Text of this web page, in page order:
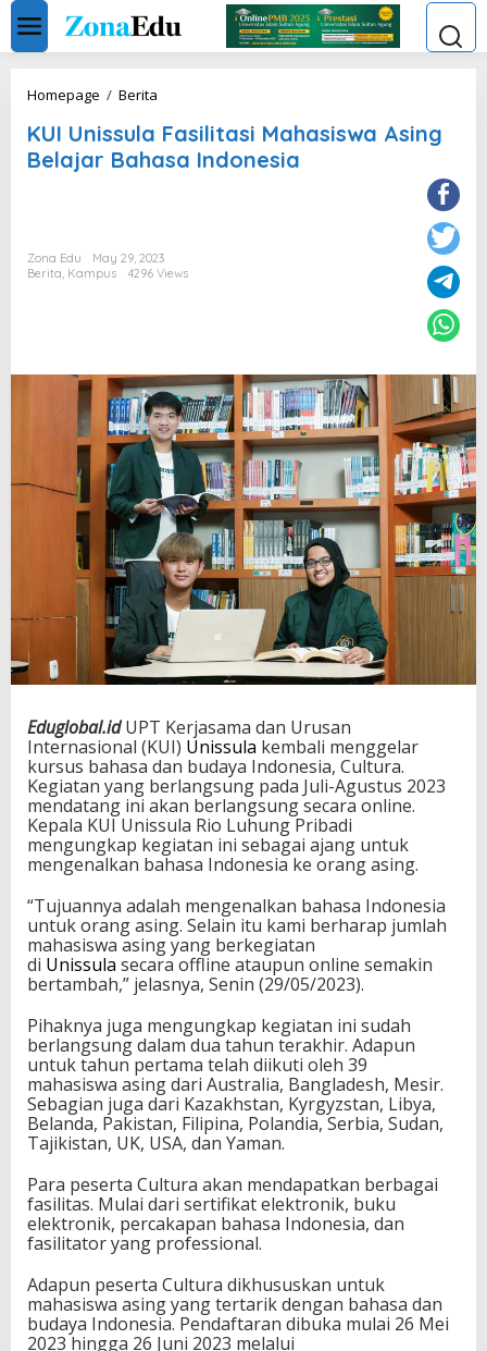
Skip
content
Homepage / Berita
Fasilitasi
Mahasiswa
Asing
KUI Unissula Fasilitasi Mahasiswa Asing
Belajar Bahasa Indonesia
Zona Edu
May 29, 2023
Berita, Kampus 4296 Views
Eduglobal.idUPT Kerjasama dan Urusan
Internasional (KUI) Unissula kembali menggelar
kursus bahasa dan budaya Indonesia, Cultura.
Kegiatan yang berlangsung pada Juli-Agustus 2023
mendatang ini akan berlangsung secara online.
Kepala KUI Unissula Rio Luhung Pribadi
mengungkap kegiatan ini sebagai ajang untuk
mengenalkan bahasa Indonesia ke orang asing.
“Tujuannya adalah mengenalkan bahasa Indonesia
untuk orang asing. Selain itu kami berharap jumlah
mahasiswa asing yang berkegiatan
di Unissula secara offline ataupun online semakin
bertambah,” jelasnya, Senin (29/05/2023).
Pihaknya juga mengungkap kegiatan ini sudah
berlangsung dalam dua tahun terakhir. Adapun
untuk tahun pertama telah diikuti oleh 39
mahasiswa asing dari Australia, Bangladesh, Mesir.
Sebagian juga dari Kazakhstan, Kyrgyzstan, Libya,
Belanda, Pakistan, Filipina, Polandia, Serbia, Sudan,
Tajikistan, UK, USA, dan Yaman.
Para peserta Cultura akan mendapatkan berbagai
fasilitas. Mulai dari sertifikat elektronik, buku
elektronik, percakapan bahasa Indonesia, dan
fasilitator yang professional.
Adapun peserta Cultura dikhususkan untuk
mahasiswa asing yang tertarik dengan bahasa dan
budaya Indonesia. Pendaftaran dibuka mulai 26 Mei
2023 hingga 26 Juni 2023 melalui